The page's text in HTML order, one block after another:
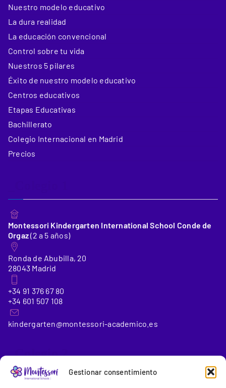
Gestionar consentimiento
Nuestro modelo educativo
La dura realidad
La educación convencional
Control sobre tu vida
Nuestros 5 pilares
Éxito de nuestro modelo educativo
Centros educativos
Etapas Educativas
Bachillerato
Colegio Internacional en Madrid
Precios
Montessori Kindergarten International School Conde de
Orgaz(2 a 5 años)
Ronda de Abubilla, 20
28043 Madrid
+34 91 376 67 80
+34 601 507 108
kindergarten@montessori-academico.es
_Colegio 2